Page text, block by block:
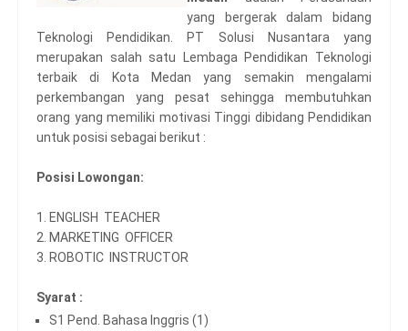
yang bergerak dalam bidang
Teknologi Pendidikan. PT Solusi Nusantara yang
merupakan salah satu Lembaga Pendidikan Teknologi
terbaik di Kota Medan yang semakin mengalami
perkembangan yang pesat sehingga membutuhkan
orang yang memiliki motivasi Tinggi dibidang Pendidikan
untuk posisi sebagai berikut :
Posisi Lowongan:
1. ENGLISH TEACHER
2. MARKETING OFFICER
3. ROBOTIC INSTRUCTOR
Syarat :
S1 Pend. Bahasa Inggris (1)